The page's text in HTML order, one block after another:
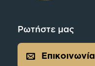
Ρωτήστε μας
Επικοινωνία